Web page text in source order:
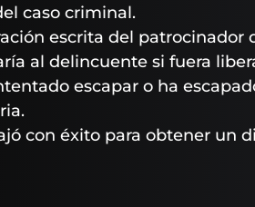
caso criminal.
escrita del patrocinador
al delincuente si fuera
escapar o ha
con éxito para obtener un